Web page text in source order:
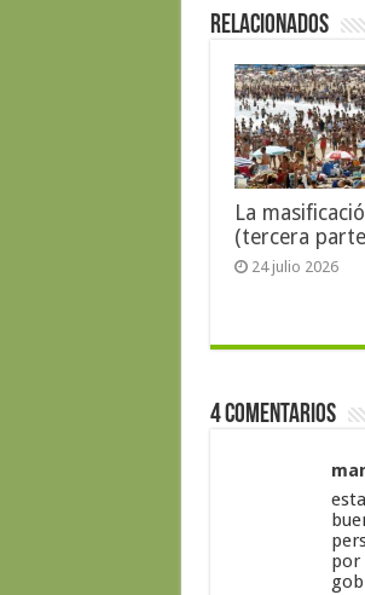
Relacionados
La
(tercera
24 julio 2026
4 Comentarios
por